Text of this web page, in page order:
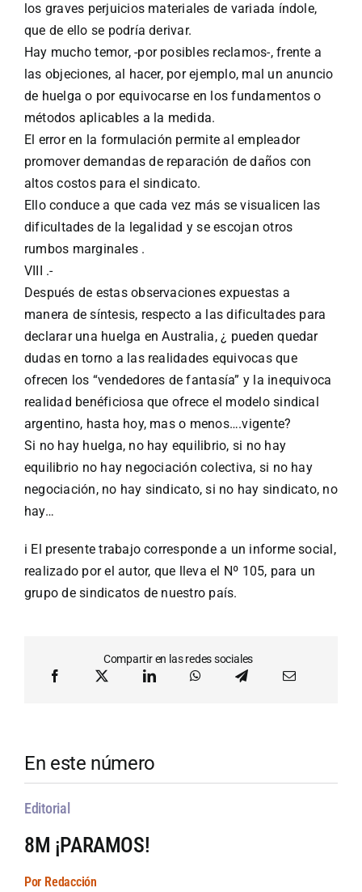
los graves perjuicios materiales de variada índole,
que de ello se podría derivar.
Hay mucho temor, -por posibles reclamos-, frente a
las objeciones, al hacer, por ejemplo, mal un anuncio
de huelga o por equivocarse en los fundamentos o
métodos aplicables a la medida.
El error en la formulación permite al empleador
promover demandas de reparación de daños con
altos costos para el sindicato.
Ello conduce a que cada vez más se visualicen las
dificultades de la legalidad y se escojan otros
rumbos marginales .
VIII .-
Después de estas observaciones expuestas a
manera de síntesis, respecto a las dificultades para
declarar una huelga en Australia, ¿ pueden quedar
dudas en torno a las realidades equivocas que
ofrecen los “vendedores de fantasía” y la inequivoca
realidad benéficiosa que ofrece el modelo sindical
argentino, hasta hoy, mas o menos….vigente?
Si no hay huelga, no hay equilibrio, si no hay
equilibrio no hay negociación colectiva, si no hay
negociación, no hay sindicato, si no hay sindicato, no
hay…
i El presente trabajo corresponde a un informe social,
realizado por el autor, que lleva el Nº 105, para un
grupo de sindicatos de nuestro país.
Compartir en las redes sociales
En este número
Editorial
8M ¡PARAMOS!
Por Redacción